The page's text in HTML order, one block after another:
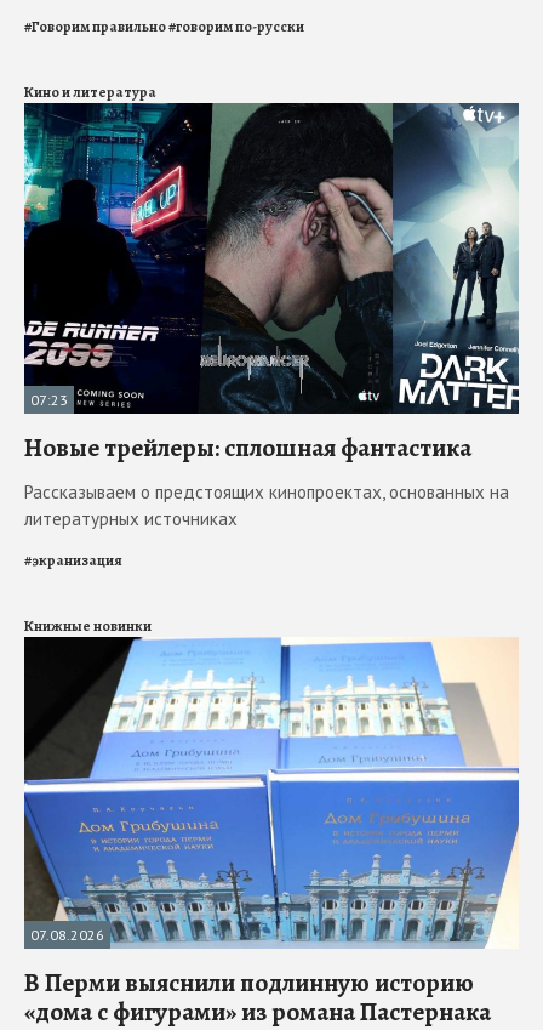
#Говорим правильно#говорим по-русски
Кино и литература
07:23
Новые трейлеры: сплошная фантастика
Рассказываем о предстоящих кинопроектах, основанных на
литературных источниках
#экранизация
Книжные новинки
07.08.2026
В Перми выяснили подлинную историю
«дома с фигурами» из романа Пастернака